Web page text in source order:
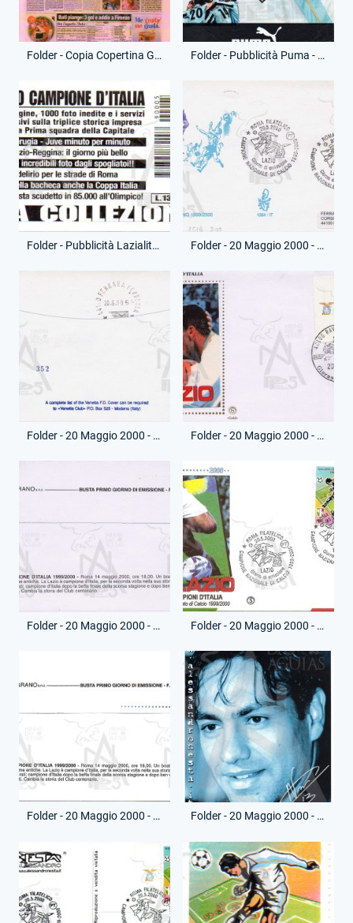
Folder - Copia Copertina Gazzetta dello Sport - Vittoria Campionato Folder - Pubblicità Puma - Vittoria Campionato
Folder - Pubblicità Lazialità - Vittoria Campionato Folder - 20 Maggio 2000 - Busta Emissione - Vittoria Campionato - (Fronte)
Folder - 20 Maggio 2000 - Busta Emissione - Vittoria Campionato - (Retro) Folder - 20 Maggio 2000 - Busta Emissione - Vittoria Campionato - (Fronte)
Folder - 20 Maggio 2000 - Busta Emissione - Vittoria Campionato - (Retro) Folder - 20 Maggio 2000 - Busta Emissione - Vittoria Campionato - (Fronte)
Folder - 20 Maggio 2000 - Busta Emissione - Vittoria Campionato - (Retro) Folder - 20 Maggio 2000 - Cartolina - Vittoria Campionato - Alessandro Nesta - (Fronte)